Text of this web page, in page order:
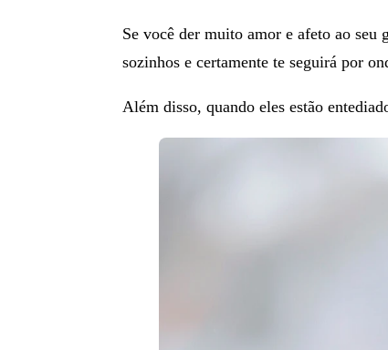
Se você der muito amor e afeto ao
sozinhos e certamente te seguirá por
Além disso, quando eles estão